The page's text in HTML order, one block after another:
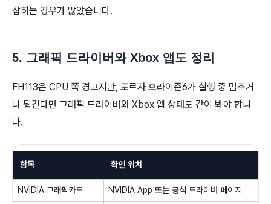
잡히는 경우가 많았습니다.
5. 그래픽 드라이버와 Xbox 앱도 정리
FH113은 CPU 쪽 경고지만, 포르자 호라이즌6가 실행 중 멈추거
나 튕긴다면 그래픽 드라이버와 Xbox 앱 상태도 같이 봐야 합니
다.
항목 확인 위치
NVIDIA 그래픽카드 NVIDIA App 또는 공식 드라이버 페이지